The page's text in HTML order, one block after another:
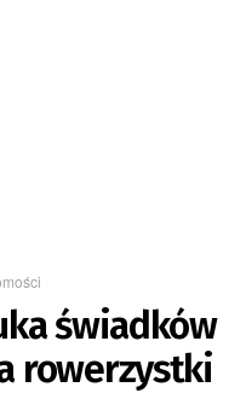
świadków
rowerzystki